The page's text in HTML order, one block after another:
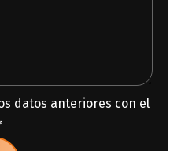
datos anteriores con el